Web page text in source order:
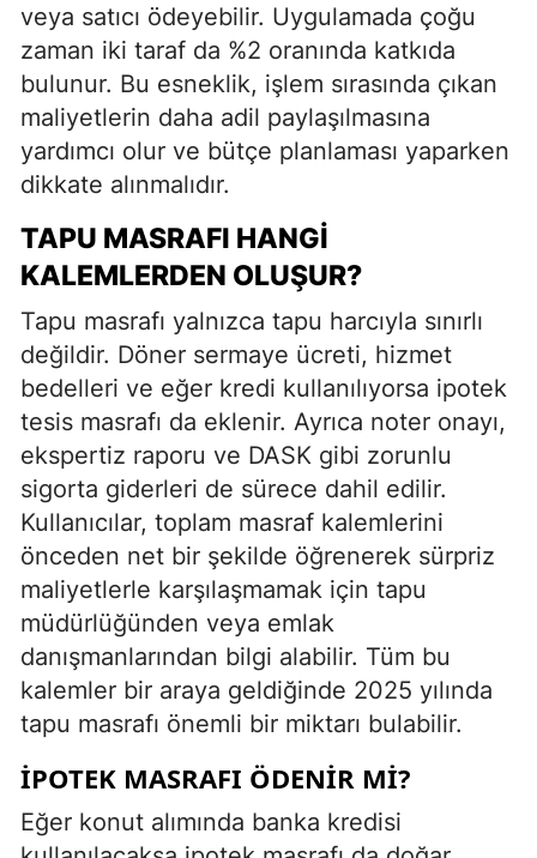
veya satıcı ödeyebilir. Uygulamada çoğu
zaman iki taraf da %2 oranında katkıda
bulunur. Bu esneklik, işlem sırasında çıkan
maliyetlerin daha adil paylaşılmasına
yardımcı olur ve bütçe planlaması yaparken
dikkate alınmalıdır.
TAPU MASRAFI HANGI
KALEMLERDEN OLUŞUR?
Tapu masrafı yalnızca tapu harcıyla sınırlı
değildir. Döner sermaye ücreti, hizmet
bedelleri ve eğer kredi kullanılıyorsa ipotek
tesis masrafı da eklenir. Ayrıca noter onayı,
ekspertiz raporu ve DASK gibi zorunlu
sigorta giderleri de sürece dahil edilir.
Kullanıcılar, toplam masraf kalemlerini
önceden net bir şekilde öğrenerek sürpriz
maliyetlerle karşılaşmamak için tapu
müdürlüğünden veya emlak
danışmanlarından bilgi alabilir. Tüm bu
kalemler bir araya geldiğinde 2025 yılında
tapu masrafı önemli bir miktarı bulabilir.
İPOTEK MASRAFI ÖDENIR MI?
Eğer konut alımında banka kredisi